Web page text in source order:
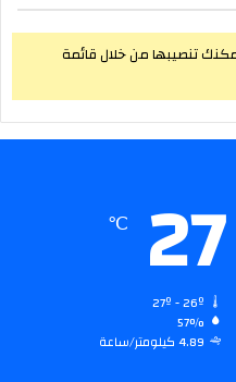
تنصيبها من خلال قائمة
27
℃
57%
4.89 كيلومتر/ساعة